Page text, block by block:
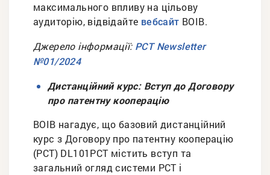
максимального впливу на цільову
аудиторію, відвідайте вебсайт ВОІВ.
Джерело інформації: PCT Newsletter
№01/2024
Дистанційний курс: Вступ до Договору
про патентну кооперацію
ВОІВ нагадує, що базовий дистанційний
курс з Договору про патентну кооперацію
(РСТ) DL101PCT містить вступ та
загальний огляд системи РСТ і